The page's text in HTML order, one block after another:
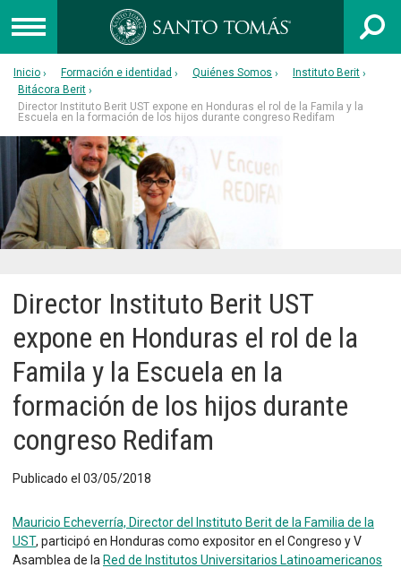
UNIVERSIDAD
INSTITUTO PROFESIONAL
CENTRO DE FORMACIÓN TÉCNICA
Admisión
Capacitación
Egresados
Postgrado
Libro 40 años
Sitios Santo Tomás
English Version
我们是谁
Intranet Docente
Inicio Formación e identidad Quiénes Somos
Instituto Berit
Bitácora Berit
Director Instituto Berit UST expone en Honduras el rol de la Famila y la
Escuela en la formación de los hijos durante congreso Redifam
Director Instituto Berit UST
expone en Honduras el rol de la
Famila y la Escuela en la
formación de los hijos durante
congreso Redifam
Publicado el 03/05/2018
Mauricio Echeverría, Director del Instituto Berit de la Familia de la
UST, participó en Honduras como expositor en el Congreso y V
Asamblea de la Red de Institutos Universitarios Latinoamericanos